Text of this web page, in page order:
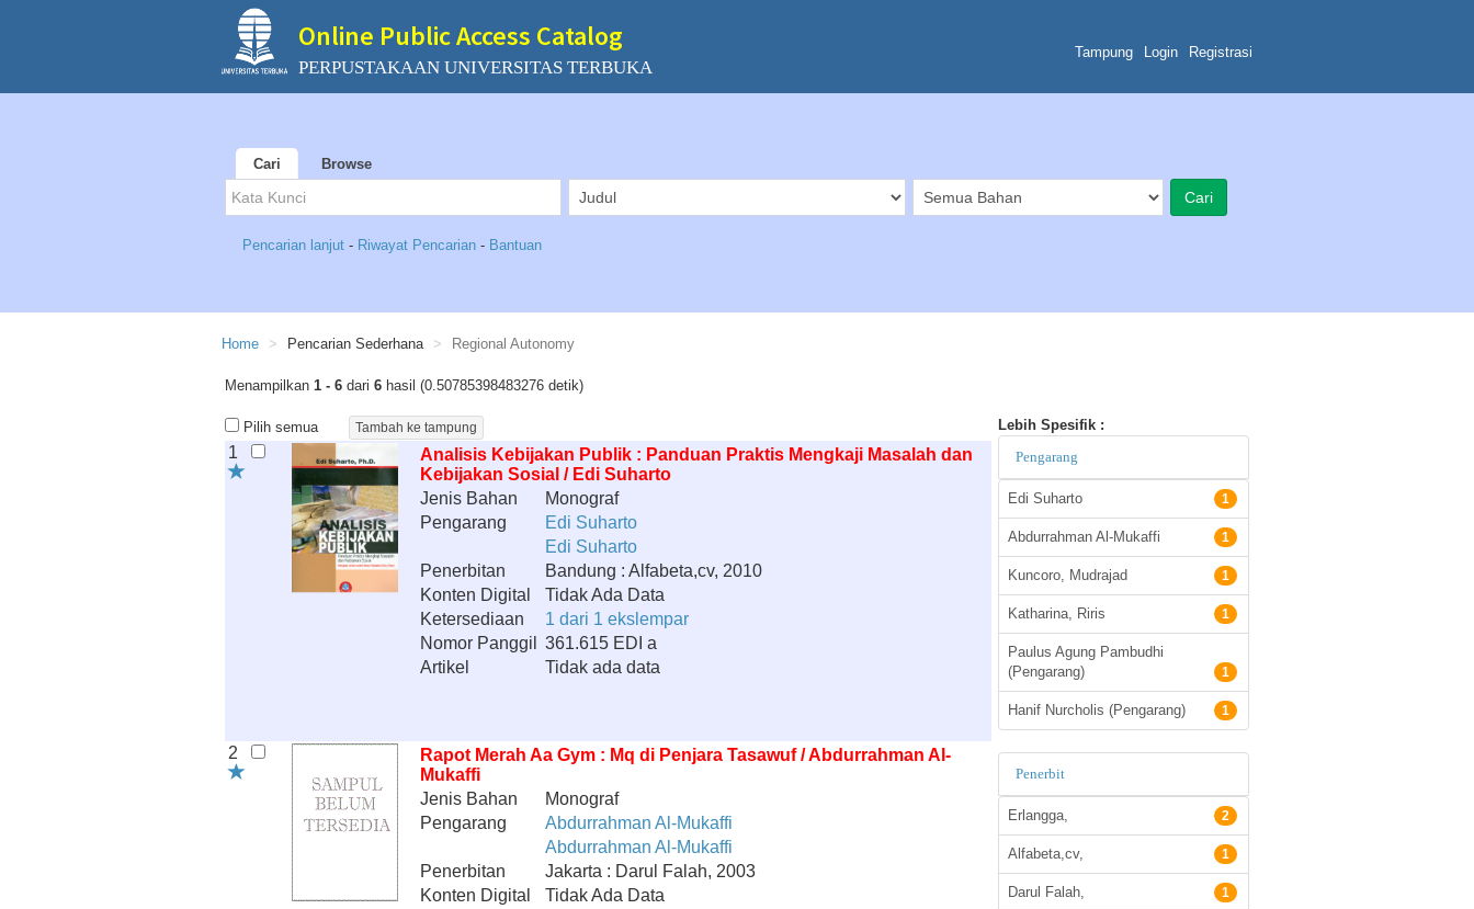
Online Public Access Catalog
PERPUSTAKAAN UNIVERSITAS TERBUKA
Tampung Login Registrasi
Cari Browse
Pencarian lanjut - Riwayat Pencarian - Bantuan
Home Pencarian Sederhana Regional Autonomy
Menampilkan 1 - 6 dari 6 hasil (0.50785398483276 detik)
Pilih semua
1
Analisis Kebijakan Publik : Panduan Praktis Mengkaji Masalah dan
Kebijakan Sosial / Edi Suharto
Jenis Bahan
Monograf
Pengarang
Edi Suharto
Edi Suharto
Penerbitan
Bandung : Alfabeta,cv, 2010
Konten Digital
Tidak Ada Data
Ketersediaan
1 dari 1 ekslempar
Nomor Panggil
361.615 EDI a
Artikel
Tidak ada data
2
Rapot Merah Aa Gym : Mq di Penjara Tasawuf / Abdurrahman Al-
Mukaffi
Jenis Bahan
Monograf
Pengarang
Abdurrahman Al-Mukaffi
Abdurrahman Al-Mukaffi
Penerbitan
Jakarta : Darul Falah, 2003
Konten Digital
Tidak Ada Data
Lebih Spesifik :
Pengarang
Edi Suharto 1
Abdurrahman Al-Mukaffi 1
Kuncoro, Mudrajad 1
Katharina, Riris 1
Paulus Agung Pambudhi
(Pengarang)
1
Hanif Nurcholis (Pengarang) 1
Penerbit
Erlangga, 2
Alfabeta,cv, 1
Darul Falah, 1